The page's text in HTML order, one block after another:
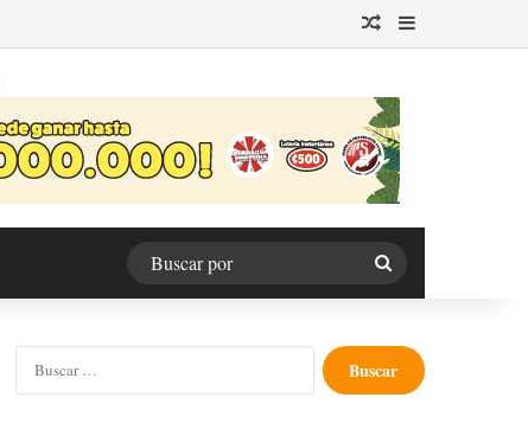
Publicación al azar
Barra lateral
Buscar
por
Buscar: